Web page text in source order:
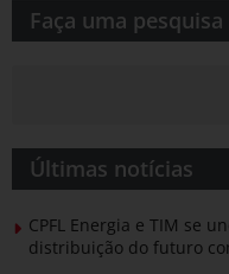
Faça uma pesquisa​​
Últimas notícias
CPFL Energia e TIM se
distribuição do futuro